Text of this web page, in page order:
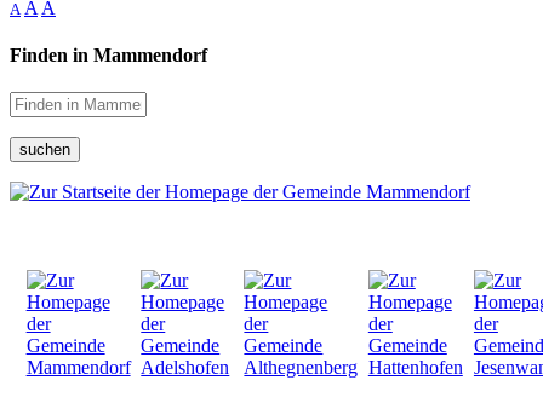
A A A
Finden in Mammendorf
suchen